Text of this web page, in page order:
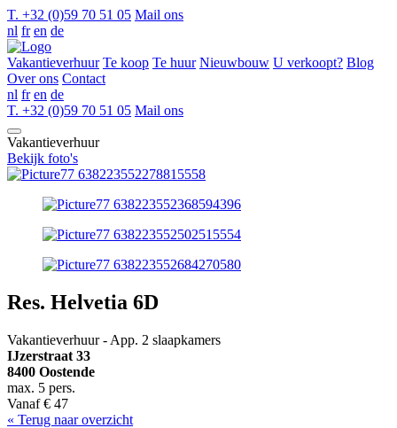
T. +32 (0)59 70 51 05 Mail ons
nl fr en de
Vakantieverhuur Te koop Te huur Nieuwbouw U verkoopt? Blog
Over ons Contact
nl fr en de
T. +32 (0)59 70 51 05 Mail ons
Vakantieverhuur
Bekijk foto's
Res. Helvetia 6D
Vakantieverhuur - App. 2 slaapkamers
IJzerstraat 33
8400 Oostende
max. 5 pers.
Vanaf € 47
« Terug naar overzicht